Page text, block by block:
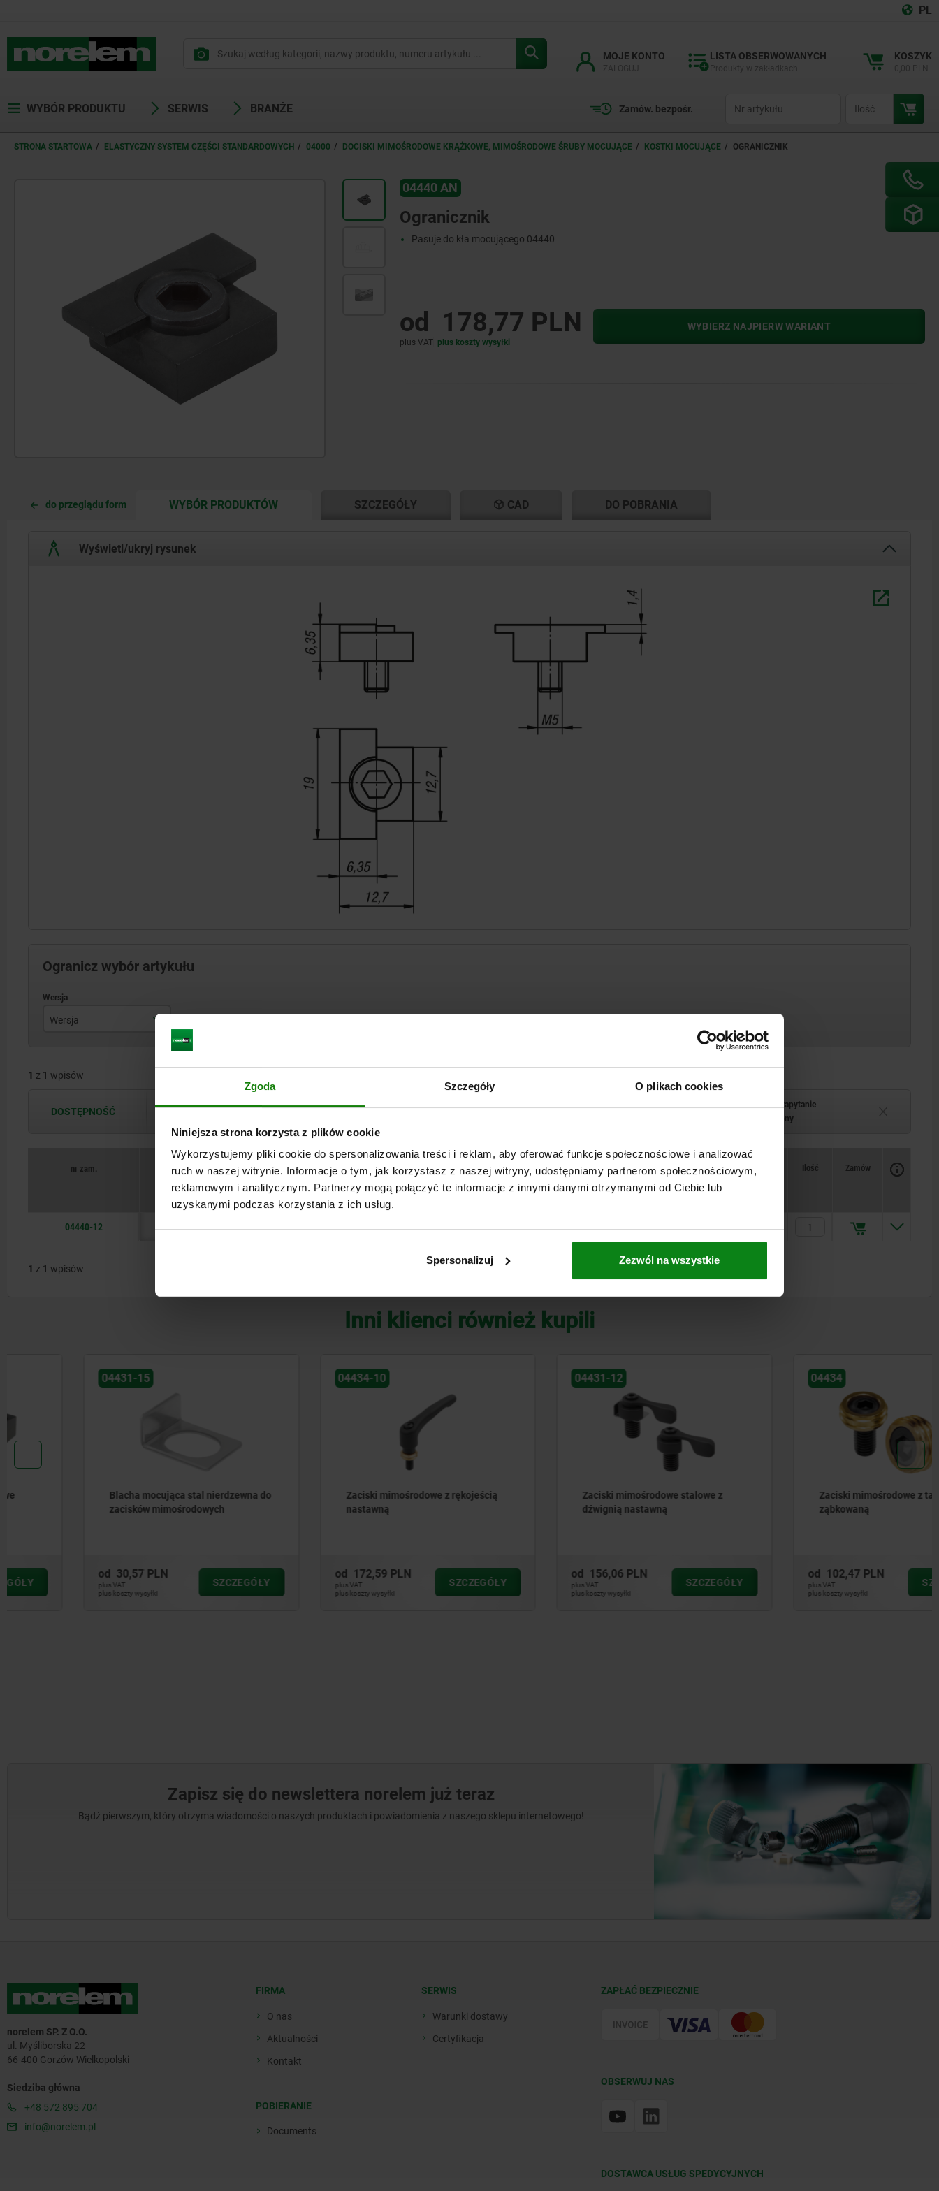
Zgoda Szczegóły O plikach cookies
Niniejsza strona korzysta z plików cookie
Wykorzystujemy pliki cookie do spersonalizowania treści i reklam, aby oferować funkcje społecznościowe i analizować
ruch w naszej witrynie. Informacje o tym, jak korzystasz z naszej witryny, udostępniamy partnerom społecznościowym,
reklamowym i analitycznym. Partnerzy mogą połączyć te informacje z innymi danymi otrzymanymi od Ciebie lub
uzyskanymi podczas korzystania z ich usług.
Spersonalizuj Zezwól na wszystkie
PL
MOJE KONTO LISTA OBSERWOWANYCH KOSZYK
WYBÓR PRODUKTU SERWIS BRANŻE Zamów. bezpośr.
STRONA STARTOWA ELASTYCZNY SYSTEM CZĘŚCI STANDARDOWYCH 04000 DOCISKI MIMOŚRODOWE KRĄŻKOWE, MIMOŚRODOWE ŚRUBY MOCUJĄCE KOSTKI MOCUJĄCE OGRANICZNIK
04440 AN
Ogranicznik
Pasuje do kła mocującego 04440
od 178,77 PLN
plus VAT plus koszty wysyłki
WYBIERZ NAJPIERW WARIANT
do przeglądu form WYBÓR PRODUKTÓWCURRENT
CURRENT
SZCZEGÓŁY CAD DO POBRANIA
Wyświetl/ukryj rysunek
Ogranicz wybór artykułu
Wersja
1 z 1 wpisów
DOSTĘPNOŚĆ
Termin dostawy na zapytanie
Chwilowo niedostępny
nr zam.
Wersja
CAD
Dostępność
Cena
Ilość Zamów
04440-12 Ogranicznik 178,77 PLN
1 z 1 wpisów POWIĘKSZ TABELĘ
Inni klienci również kupili
Blacha mocująca stal nierdzewna do
zacisków mimośrodowych
30,57 PLN
plus VAT
plus koszty wysyłki
Zaciski mimośrodowe z rękojeścią
172,59 PLN
plus VAT
plus koszty wysyłki
SZCZEGÓŁY
Zaciski mimośrodowe stalowe z
dźwignią nastawną
156,06 PLN
plus VAT
plus koszty wysyłki
SZCZEGÓŁY
Zaciski mimośrodowe z tarczką
102,47 PLN
plus VAT
plus koszty wysyłki
SZCZEGÓŁY
Zapisz się do newslettera norelem już teraz
Bądź pierwszym, który otrzyma wiadomości o naszych produktach i powiadomienia z naszego sklepu internetowego!
norelem SP. Z O.O.
ul. Myśliborska 22
66-400 Gorzów Wielkopolski
Siedziba główna
+48 572 895 704
info@norelem.pl
FIRMA
O nas
Aktualności
Kontakt
POBIERANIE
Documents
SERWIS
Warunki dostawy
Certyfikacja
ZAPŁAĆ BEZPIECZNIE
OBSERWUJ NAS
DOSTAWCA USŁUG SPEDYCYJNYCH